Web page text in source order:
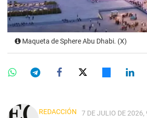
Maqueta de Sphere Abu Dhabi. (X)
REDACCIÓN 7 DE JULIO DE 2026,